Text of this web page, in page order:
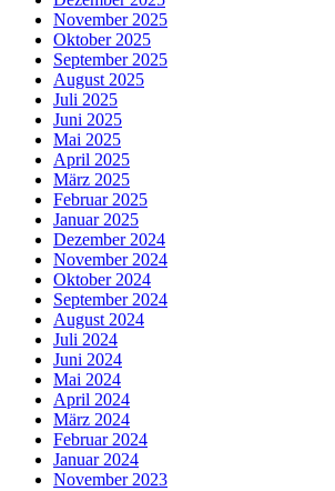
November 2025
Oktober 2025
September 2025
August 2025
Juli 2025
Juni 2025
Mai 2025
April 2025
März 2025
Februar 2025
Januar 2025
Dezember 2024
November 2024
Oktober 2024
September 2024
August 2024
Juli 2024
Juni 2024
Mai 2024
April 2024
März 2024
Februar 2024
Januar 2024
November 2023